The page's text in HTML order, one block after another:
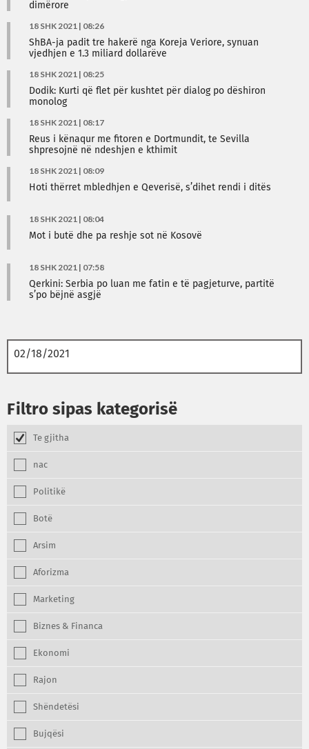
dimërore
18 SHK 2021 | 08:26
ShBA-ja padit tre hakerë nga Koreja Veriore, synuan
vjedhjen e 1.3 miliard dollarëve
18 SHK 2021 | 08:25
Dodik: Kurti që flet për kushtet për dialog po dëshiron
monolog
18 SHK 2021 | 08:17
Reus i kënaqur me fitoren e Dortmundit, te Sevilla
shpresojnë në ndeshjen e kthimit
18 SHK 2021 | 08:09
Hoti thërret mbledhjen e Qeverisë, s’dihet rendi i ditës
18 SHK 2021 | 08:04
Mot i butë dhe pa reshje sot në Kosovë
18 SHK 2021 | 07:58
Qerkini: Serbia po luan me fatin e të pagjeturve, partitë
s’po bëjnë asgjë
Filtro sipas kategorisë
Te gjitha
nac
Politikë
Botë
Arsim
Aforizma
Marketing
Biznes & Financa
Ekonomi
Rajon
Shëndetësi
Bujqësi